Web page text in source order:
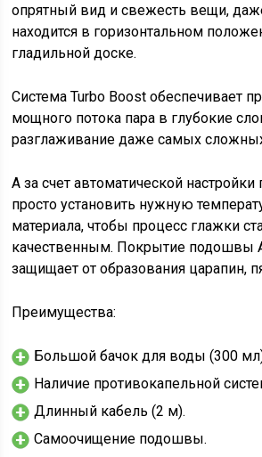
опрятный вид и свежесть вещи,
находится в горизонтальном
гладильной доске.
Система Turbo Boost обеспечивает
мощного потока пара в глубокие
разглаживание даже самых
А за счет автоматической настройки
просто установить нужную
материала, чтобы процесс глажки
качественным. Покрытие подошвы
защищает от образования царапин,
Преимущества:
Большой бачок для воды (300
Наличие противокапельной
Длинный кабель (2 м).
Самоочищение подошвы.